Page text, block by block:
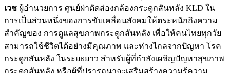
เวช ผู้อำนวยการ ศูนย์ผ่าตัดส่องกล้องกระดูกสันหลัง KLD ใน
การเป็นส่วนหนึ่งของการขับเคลื่อนสังคมให้ตระหนักถึงความ
สำคัญของ การดูแลสุขภาพกระดูกสันหลัง เพื่อให้คนไทยทุกวัย
สามารถใช้ชีวิตได้อย่างมีคุณภาพ และห่างไกลจากปัญหา โรค
กระดูกสันหลัง ในระยะยาว สำหรับผู้ที่กำลังเผชิญปัญหาสุขภาพ
กระดูกสันหลัง หรือผู้ที่ปรารถนาจะเสริมสร้างความรู้ความ